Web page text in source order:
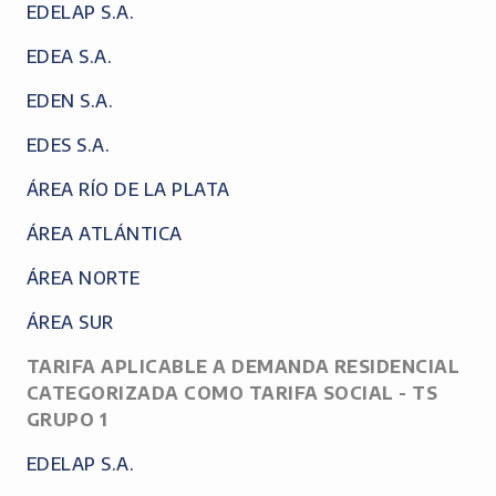
EDELAP S.A.
EDEA S.A.
EDEN S.A.
EDES S.A.
ÁREA RÍO DE LA PLATA
ÁREA ATLÁNTICA
ÁREA NORTE
ÁREA SUR
TARIFA APLICABLE A DEMANDA RESIDENCIAL
CATEGORIZADA COMO TARIFA SOCIAL - TS
GRUPO 1
EDELAP S.A.